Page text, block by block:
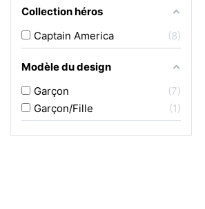
Collection héros
Captain America
8
Modèle du design
Garçon
7
Garçon/Fille
1